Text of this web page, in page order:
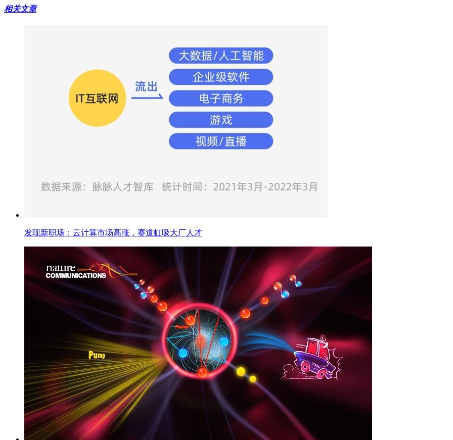
相关文章
发现新职场：云计算市场高涨，赛道虹吸大厂人才